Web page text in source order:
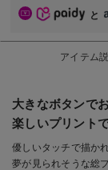
入院準備の持ち物チ
と
アイテム
大きなボタンで
楽しいプリント
優しいタッチで描か
夢が見られそうな総